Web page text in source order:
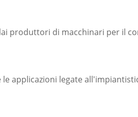
produttori di macchinari per il
applicazioni legate